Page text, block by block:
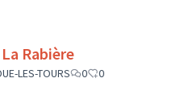
Rabière
LES-TOURS 0
0